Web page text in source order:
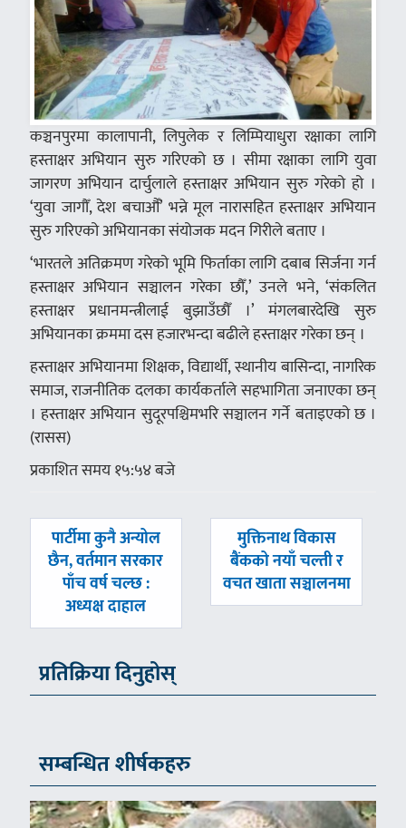
कञ्चनपुरमा कालापानी, लिपुलेक र लिम्पियाधुरा रक्षाका लागि
हस्ताक्षर अभियान सुरु गरिएको छ । सीमा रक्षाका लागि युवा
जागरण अभियान दार्चुलाले हस्ताक्षर अभियान सुरु गरेको हो ।
‘युवा जागौँ, देश बचाऔँ’ भन्ने मूल नारासहित हस्ताक्षर अभियान
सुरु गरिएको अभियानका संयोजक मदन गिरीले बताए ।
‘भारतले अतिक्रमण गरेको भूमि फिर्ताका लागि दबाब सिर्जना गर्न
हस्ताक्षर अभियान सञ्चालन गरेका छौँ,’ उनले भने, ‘संकलित
हस्ताक्षर प्रधानमन्त्रीलाई बुझाउँछौँ ।’ मंगलबारदेखि सुरु
अभियानका क्रममा दस हजारभन्दा बढीले हस्ताक्षर गरेका छन् ।
हस्ताक्षर अभियानमा शिक्षक, विद्यार्थी, स्थानीय बासिन्दा, नागरिक
समाज, राजनीतिक दलका कार्यकर्ताले सहभागिता जनाएका छन्
। हस्ताक्षर अभियान सुदूरपश्चिमभरि सञ्चालन गर्ने बताइएको छ ।
(रासस)
प्रकाशित समय १५:५४ बजे
पछिल्लाे
-
पार्टीमा कुनै अन्योल
छैन, वर्तमान सरकार
पाँच वर्ष चल्छ :
अध्यक्ष दाहाल
अघिल्लाे
-
मुक्तिनाथ विकास
बैंकको नयाँ चल्ती र
वचत खाता सञ्चालनमा
प्रतिक्रिया दिनुहोस्
सम्बन्धित शीर्षकहरु